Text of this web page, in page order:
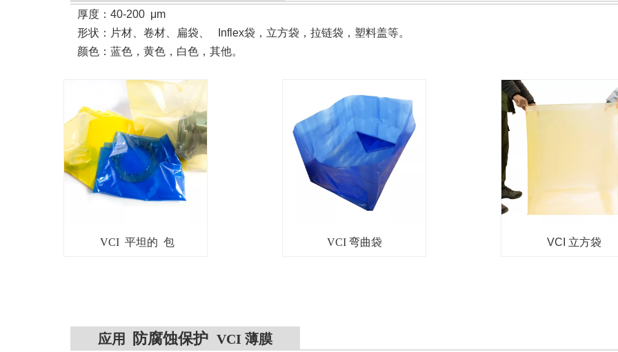
厚度：40-200 μm
形状 ： 片材、卷材、扁袋、 Inflex袋，立方袋，拉链袋，塑料盖等。
颜色：蓝色，黄色，白色，其他。
VCI 平坦的 包 VCI 弯曲袋 VCI 立方袋
应用 防腐蚀保护 VCI 薄膜